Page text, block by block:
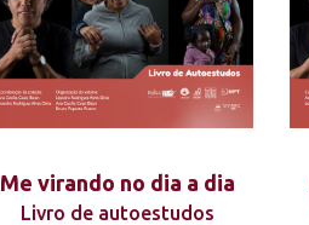
Me virando no dia a dia
Livro de autoestudos